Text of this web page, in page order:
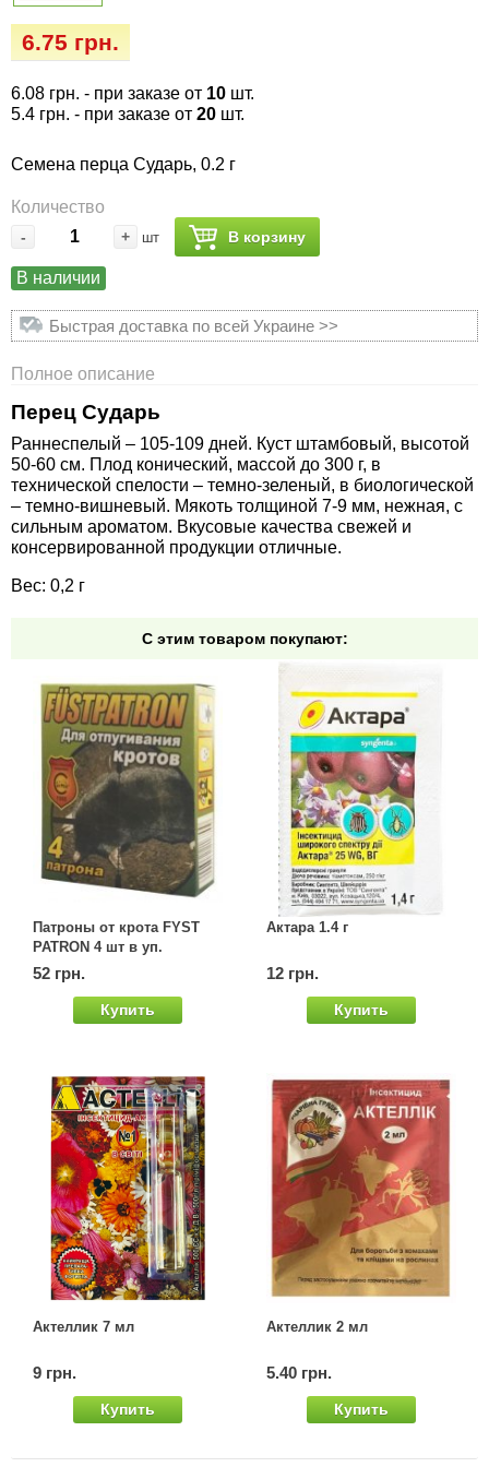
6.75 грн.
6.08 грн. - при заказе от 10 шт.
5.4 грн. - при заказе от 20 шт.
Семена перца Сударь, 0.2 г
Количество
- + шт В корзину
В наличии
Быстрая доставка по всей Украине >>
Полное описание
Перец Сударь
Раннеспелый – 105-109 дней. Куст штамбовый, высотой
50-60 см. Плод конический, массой до 300 г, в
технической спелости – темно-зеленый, в биологической
– темно-вишневый. Мякоть толщиной 7-9 мм, нежная, с
сильным ароматом. Вкусовые качества свежей и
консервированной продукции отличные.
Вес: 0,2 г
С этим товаром покупают:
Патроны от крота FYST
PATRON 4 шт в уп.
52 грн.
Купить
Актара 1.4 г
12 грн.
Купить
Актеллик 7 мл
9 грн.
Купить
Актеллик 2 мл
5.40 грн.
Купить
Семена перца
Семена петрушки
Семена пряных трав
Семена редьки
Семена салата
Семена сельдерея
Семена сидератов
Семена табака
Семена тыквы, патиссона
Семена укропа
Семена фасоли
Семена цветов
Семена шпината
Семена щавеля
Удобрения «Сударушка», «Рязаночка»
100 г
Удобрения «Чистый лист» кристаллические
Удобрения «Чистый лист» в палочках
Опрыскиватели
Горшки для цветов, кашпо
Перчатки
Средства защиты от колорадского жука
Средства защиты от тараканов, прусаков,
Средства защиты от комаров, москитов,
клещей, ос, мошек, слепней
Средства защиты от мух
Средства защиты от моли
Средства защиты от грызунов
Препараты для септиков, выгребных ям и
дачных туалетов, биодеструкторы
Хозяйственные товары
Лидеры продаж
Купить семена - хиты продаж
Архив